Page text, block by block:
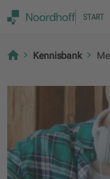
START
Kennisbank